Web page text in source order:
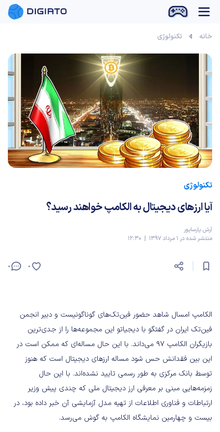
بازی آنلاین
خانه تکنولوژی
تکنولوژی
آیا ارزهای دیجیتال به الکامپ خواهند رسید؟
آرش پارساپور
منتشر شده در 1 مرداد 1397 | 12:30
0 0
الکامپ امسال شاهد حضور فین‌تک‌های گوناگونیست و دبیر انجمن
فین‌تک ایران در گفتگو با دیجیاتو این مجموعه‌ها را از جدی‌ترین
بازیگران الکامپ 97 می‌داند. با این حال مساله‌ای که ممکن است در
این بین فقدانش حس شود مساله ارزهای دیجیتال است که هنوز
توسط بانک مرکزی به طور رسمی تایید نشده‌اند. با این حال
زمزمه‌هایی مبنی بر معرفی ارز دیجیتال ملی که چندی پیش وزیر
ارتباطات و فناوری اطلاعات از تهیه مدل آزمایشی آن خبر داده بود، در
بیست و چهارمین نمایشگاه الکامپ به گوش می‌رسد.